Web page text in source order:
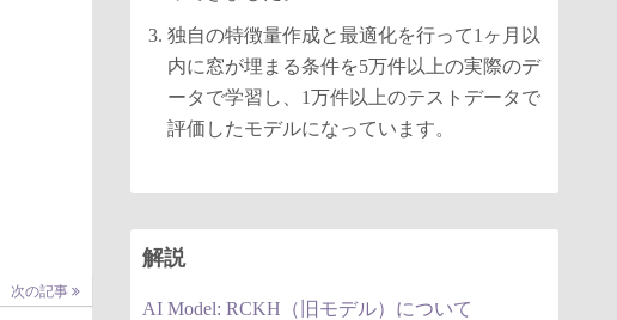
次の記事
独自の特徴量作成と最適化を行って1ヶ月以
内に窓が埋まる条件を5万件以上の実際のデ
ータで学習し、1万件以上のテストデータで
評価したモデルになっています。
解説
AI Model: RCKH（旧モデル）について